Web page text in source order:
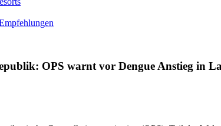
OPS warnt vor Dengue Anstieg in